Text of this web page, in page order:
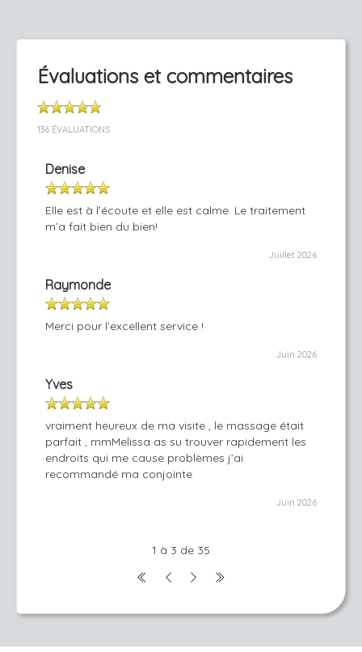
Évaluations et commentaires
136 ÉVALUATIONS
Denise
Elle est à l’écoute et elle est calme. Le traitement
m’a fait bien du bien!
Juillet 2026
Raymonde
Merci pour l’excellent service !
Juin 2026
Yves
vraiment heureux de ma visite , le massage était
parfait , mmMelissa as su trouver rapidement les
endroits qui me cause problèmes j’ai
recommandé ma conjointe
Juin 2026
1 à 3 de 35